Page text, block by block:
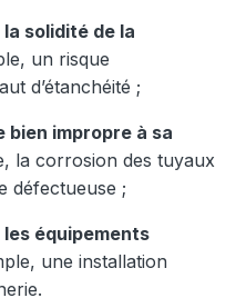
solidité de la
un risque
d’étanchéité ;
bien impropre à sa
la corrosion des tuyaux
défectueuse ;
équipements
une installation